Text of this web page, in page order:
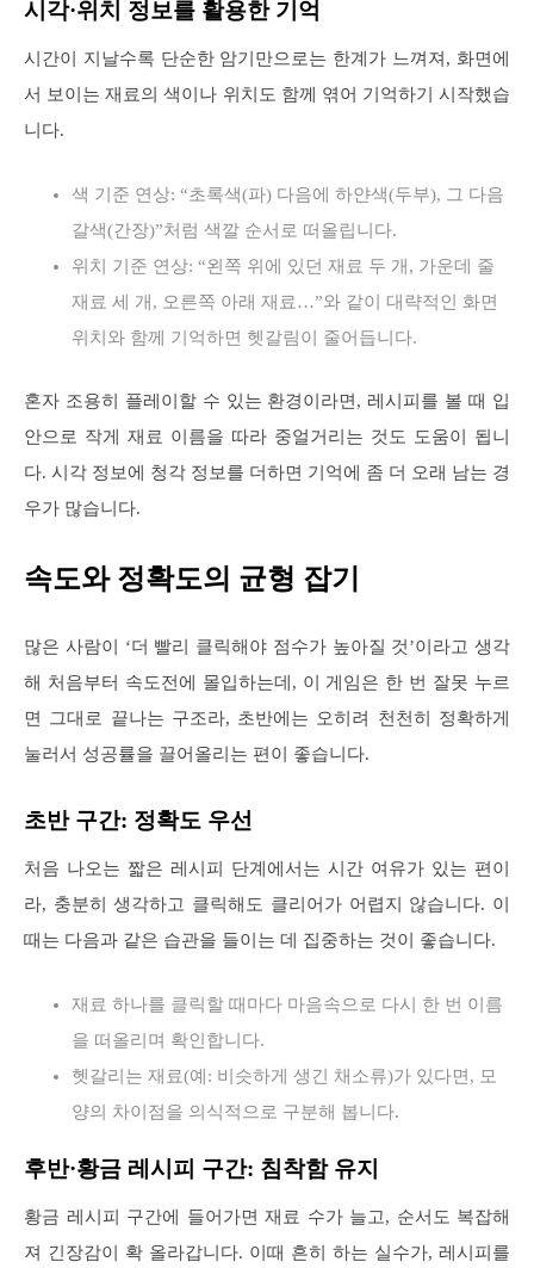
시각·위치 정보를 활용한 기억
시간이 지날수록 단순한 암기만으로는 한계가 느껴져, 화면에
서 보이는 재료의 색이나 위치도 함께 엮어 기억하기 시작했습
니다.
색 기준 연상: “초록색(파) 다음에 하얀색(두부), 그 다음
갈색(간장)”처럼 색깔 순서로 떠올립니다.
위치 기준 연상: “왼쪽 위에 있던 재료 두 개, 가운데 줄
재료 세 개, 오른쪽 아래 재료…”와 같이 대략적인 화면
위치와 함께 기억하면 헷갈림이 줄어듭니다.
혼자 조용히 플레이할 수 있는 환경이라면, 레시피를 볼 때 입
안으로 작게 재료 이름을 따라 중얼거리는 것도 도움이 됩니
다. 시각 정보에 청각 정보를 더하면 기억에 좀 더 오래 남는 경
우가 많습니다.
속도와 정확도의 균형 잡기
많은 사람이 ‘더 빨리 클릭해야 점수가 높아질 것’이라고 생각
해 처음부터 속도전에 몰입하는데, 이 게임은 한 번 잘못 누르
면 그대로 끝나는 구조라, 초반에는 오히려 천천히 정확하게
눌러서 성공률을 끌어올리는 편이 좋습니다.
초반 구간: 정확도 우선
처음 나오는 짧은 레시피 단계에서는 시간 여유가 있는 편이
라, 충분히 생각하고 클릭해도 클리어가 어렵지 않습니다. 이
때는 다음과 같은 습관을 들이는 데 집중하는 것이 좋습니다.
재료 하나를 클릭할 때마다 마음속으로 다시 한 번 이름
을 떠올리며 확인합니다.
헷갈리는 재료(예: 비슷하게 생긴 채소류)가 있다면, 모
양의 차이점을 의식적으로 구분해 봅니다.
후반·황금 레시피 구간: 침착함 유지
황금 레시피 구간에 들어가면 재료 수가 늘고, 순서도 복잡해
져 긴장감이 확 올라갑니다. 이때 흔히 하는 실수가, 레시피를